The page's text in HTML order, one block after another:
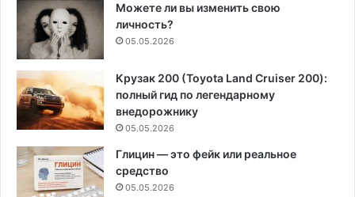
Можете ли вы изменить свою
личность?
05.05.2026
Крузак 200 (Toyota Land Cruiser 200):
полный гид по легендарному
внедорожнику
05.05.2026
Глицин — это фейк или реальное
средство
05.05.2026